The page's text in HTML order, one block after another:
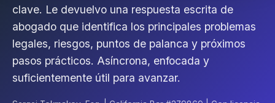
clave. Le devuelvo una respuesta escrita de
abogado que identifica los principales problemas
legales, riesgos, puntos de palanca y próximos
pasos prácticos. Asíncrona, enfocada y
suficientemente útil para avanzar.